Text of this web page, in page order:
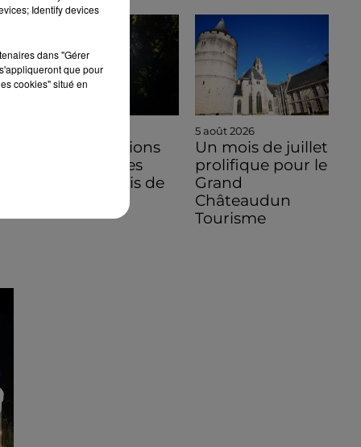
Des conditions
hors normes
pour le mois de
juillet 2026
5 août 2026
Un mois de juillet
prolifique pour le
Grand
Châteaudun
Tourisme
Identify devices
dans "Gérer
que pour
cookies" situé en